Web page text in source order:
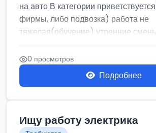
на авто В категории
фирмы, либо подвозка) работа не
тяжелая(обучение) утренние смены
0 просмотров
Подробнее
Ищу работу электрика